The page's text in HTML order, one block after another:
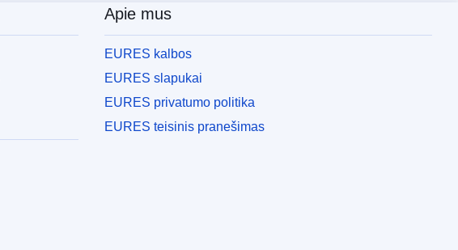
Apie mus
EURES kalbos
EURES slapukai
EURES privatumo politika
EURES teisinis pranešimas